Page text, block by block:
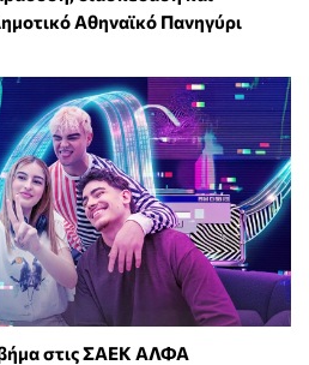
Αθηναϊκό Πανηγύρι
στις ΣΑΕΚ ΑΛΦΑ